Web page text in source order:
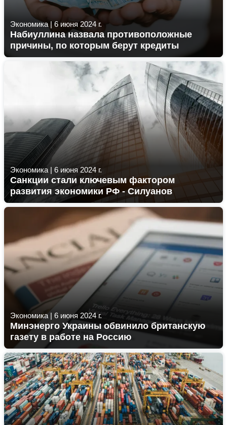
Экономика | 6 июня 2024 г.
Набиуллина назвала противоположные
причины, по которым берут кредиты
Экономика | 6 июня 2024 г.
Санкции стали ключевым фактором
развития экономики РФ - Силуанов
Экономика | 6 июня 2024 г.
Минэнерго Украины обвинило британскую
газету в работе на Россию